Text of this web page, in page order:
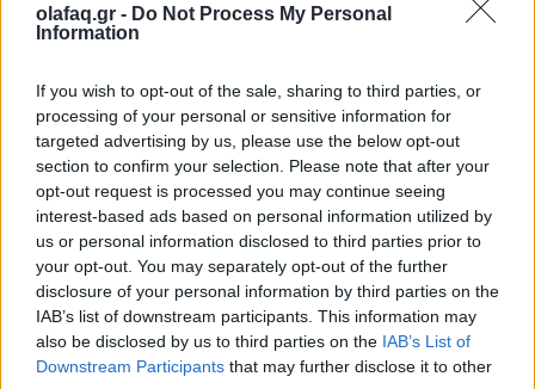
olafaq.gr - Do Not Process My Personal
Information
If you wish to opt-out of the sale, sharing to third parties, or
processing of your personal or sensitive information for
targeted advertising by us, please use the below opt-out
section to confirm your selection. Please note that after your
opt-out request is processed you may continue seeing
interest-based ads based on personal information utilized by
us or personal information disclosed to third parties prior to
your opt-out. You may separately opt-out of the further
disclosure of your personal information by third parties on the
IAB’s list of downstream participants. This information may
also be disclosed by us to third parties on the IAB’s List of
Downstream Participants that may further disclose it to other
και πάντα εµφανιζόταν έτσι, δηλαδή ως µηχανισµός
νεότερους μελετητές και συγγραφείς,όπως ο
Χρήστος Κάτσικας, έννοιες όπως «αξιολόγηση του
εκπαιδευτικού έργου», «διαφορική επίδοση»,
«αυτοαξιολόγηση», «αξιολόγηση της σχολικής
µονάδας», «δείκτες ποιότητας της εκπαίδευσης» και
«αξιολόγηση για τη βελτίωση του σχολείου»
αποτελούν το νέο εννοιολογικό οπλοστάσιο του
εκσυγχρονισµένου επιθεωρητισµού.